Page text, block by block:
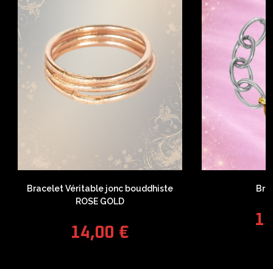
Bracelet Véritable jonc bouddhiste
ROSE GOLD
14,00 €